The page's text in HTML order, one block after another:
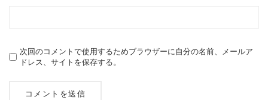
次回のコメントで使用するためブラウザーに自分の名前、メールア
ドレス、サイトを保存する。